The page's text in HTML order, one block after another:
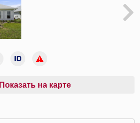
Показать на карте